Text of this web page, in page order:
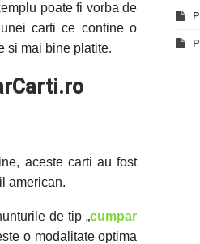
poate fi vorba de
carti ce contine o
si mai bine platite.
aceste carti au fost
american.
de tip „cumpar
o modalitate optima